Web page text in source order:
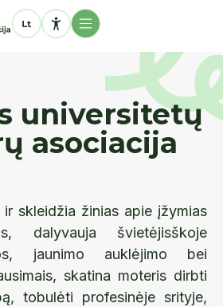
universitetų
asociacija
skleidžia žinias apie įžymias
dalyvauja švietėjisškoje
jaunimo auklėjimo bei
skatina moteris dirbti
tobulėti profesinėje srityje,